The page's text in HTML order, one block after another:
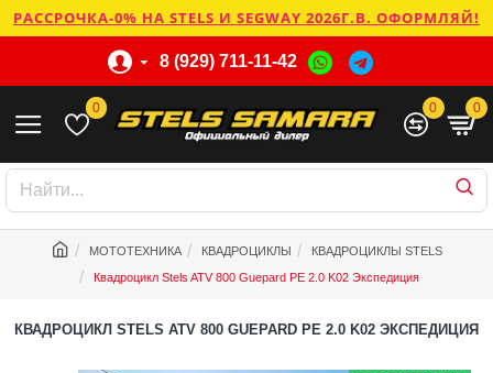
РАССРОЧКА-0% НА STELS И SEGWAY 2026Г.В. ОФОРМЛЯЙ!
8 (929) 711-11-42
0 0 0
МОТОТЕХНИКА КВАДРОЦИКЛЫ
КВАДРОЦИКЛЫ STELS
Квадроцикл Stels ATV 800 Guepard PE 2.0 K02 Экспедиция
КВАДРОЦИКЛ STELS ATV 800 GUEPARD PE 2.0 K02 ЭКСПЕДИЦИЯ